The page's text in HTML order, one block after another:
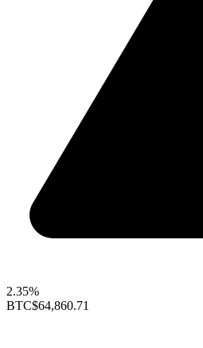
2.35%
BTC$64,860.71